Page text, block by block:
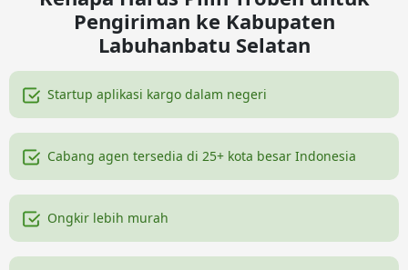
Pengiriman ke Kabupaten
Labuhanbatu Selatan
Startup aplikasi kargo dalam negeri
Cabang agen tersedia di 25+ kota besar Indonesia
Ongkir lebih murah